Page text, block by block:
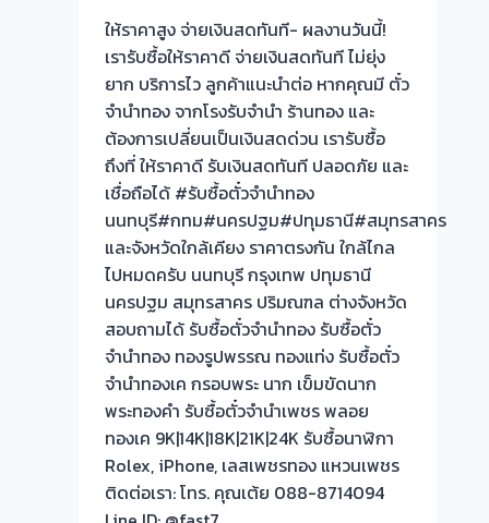
ให้ราคาสูง จ่ายเงินสดทันที- ผลงานวันนี้!
เรารับซื้อให้ราคาดี จ่ายเงินสดทันที ไม่ยุ่ง
ยาก บริการไว ลูกค้าแนะนำต่อ หากคุณมี ตั๋ว
จำนำทอง จากโรงรับจำนำ ร้านทอง และ
ต้องการเปลี่ยนเป็นเงินสดด่วน เรารับซื้อ
ถึงที่ ให้ราคาดี รับเงินสดทันที ปลอดภัย และ
เชื่อถือได้ #รับซื้อตั๋วจำนำทอง
นนทบุรี#กทม#นครปฐม#ปทุมธานี#สมุทรสาคร
และจังหวัดใกล้เคียง ราคาตรงกัน ใกล้ไกล
ไปหมดครับ นนทบุรี กรุงเทพ ปทุมธานี
นครปฐม สมุทรสาคร ปริมณฑล ต่างจังหวัด
สอบถามได้ รับซื้อตั๋วจำนำทอง รับซื้อตั๋ว
จำนำทอง ทองรูปพรรณ ทองแท่ง รับซื้อตั๋ว
จำนำทองเค กรอบพระ นาก เข็มขัดนาก
พระทองคำ รับซื้อตั๋วจำนำเพชร พลอย
ทองเค 9K|14K|18K|21K|24K รับซื้อนาฬิกา
Rolex, iPhone, เลสเพชรทอง แหวนเพชร
ติดต่อเรา: โทร. คุณเต้ย 088-8714094